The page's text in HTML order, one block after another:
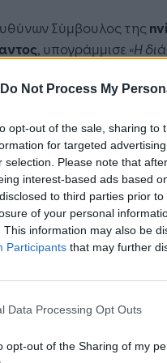
Do Not Process My
opt-out of the sale, sharing
for targeted
selection. Please note that
interest-based ads based
to third parties prior
of your personal
This information may also be
Participants that may further
Data Processing Opt Outs
opt-out of the Sharing of my
Σύμβουλος της
, υπογράμμισε «Η
Award (Private
πέρα από μεγάλη
επιβράβευση της
®σύστημα αναφοράς
πτηνών σε
Όλοι στην
ιδιαίτερα υπερήφανοι
εξωστρέφεια της
κρατάμε ψηλά την
διεθνώς και την ίδια
σε παγκόσμιους
φορά, ότι οι